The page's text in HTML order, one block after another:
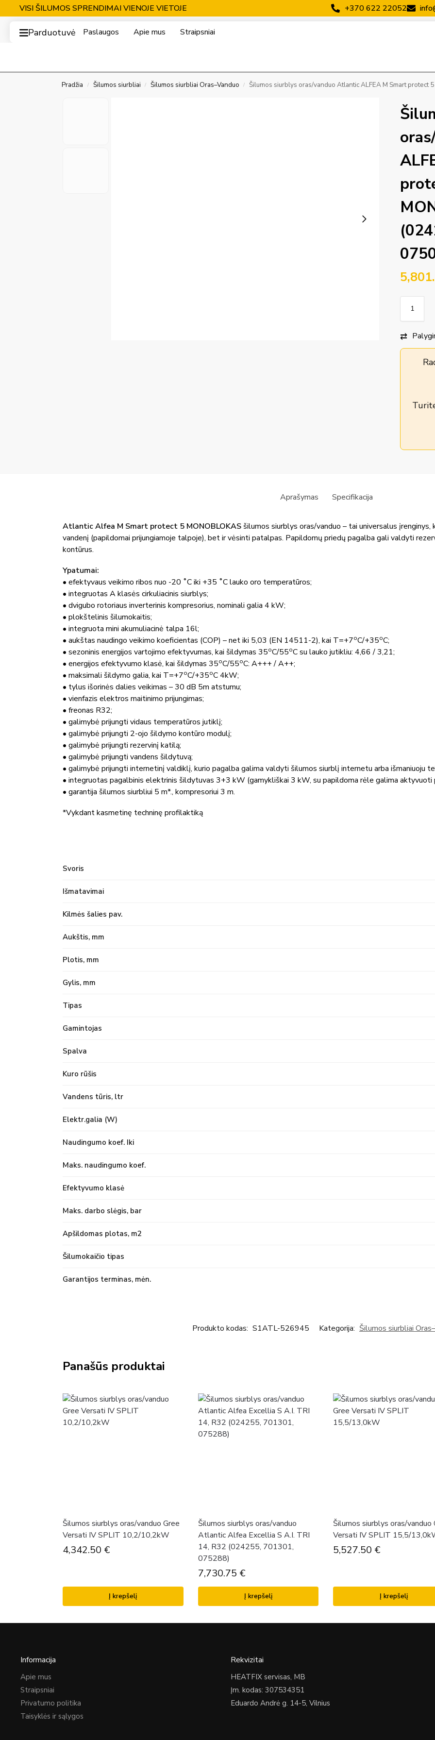
VISI ŠILUMOS SPRENDIMAI VIENOJE VIETOJE +370 622 22052
Parduotuvė Paslaugos Apie mus Straipsniai
Pradžia / Šilumos siurbliai / Šilumos siurbliai Oras–Vanduo / Šilumos siurblys oras/vanduo Atlantic ALFEA M Smart protect
Aprašymas Specifikacija
Atlantic Alfea M Smart protect 5 MONOBLOKAS šilumos siurblys oras/vanduo – tai universalus
vandenį (papildomai prijungiamoje talpoje), bet ir vėsinti patalpas. Papildomų priedų pagalba gali valdyti
kontūrus.
Ypatumai:
• efektyvaus veikimo ribos nuo -20 ˚C iki +35 ˚C lauko oro temperatūros;
• integruotas A klasės cirkuliacinis siurblys;
• dvigubo rotoriaus inverterinis kompresorius, nominali galia 4 kW;
• plokštelinis šilumokaitis;
• integruota mini akumuliacinė talpa 16l;
• aukštas naudingo veikimo koeficientas (COP) – net iki 5,03 (EN 14511-2), kai T=+7oC/+35oC;
• sezoninis energijos vartojimo efektyvumas, kai šildymas 35oC/55oCsu lauko jutikliu: 4,66 / 3,21;
• energijos efektyvumo klasė, kai šildymas 35oC/55oC: A+++ / A++;
• maksimali šildymo galia, kai T=+7oC/+35oC 4kW;
• tylus išorinės dalies veikimas – 30 dB 5m atstumu;
• vienfazis elektros maitinimo prijungimas;
• freonas R32;
• galimybė prijungti vidaus temperatūros jutiklį;
• galimybė prijungti 2-ojo šildymo kontūro modulį;
• galimybė prijungti rezervinį katilą;
• galimybė prijungti vandens šildytuvą;
• galimybė prijungti internetinį valdiklį, kurio pagalba galima valdyti šilumos siurblį internetu arba išmaniuoju
• integruotas pagalbinis elektrinis šildytuvas 3+3 kW (gamykliškai 3 kW, su papildoma rėle galima aktyvuoti
• garantija šilumos siurbliui 5 m*., kompresoriui 3 m.
*Vykdant kasmetinę techninę profilaktiką
Svoris
Išmatavimai
Kilmės šalies pav.
Aukštis, mm
Plotis, mm
Gylis, mm
Tipas
Gamintojas
Spalva
Kuro rūšis
Vandens tūris, ltr
Elektr.galia (W)
Naudingumo koef. Iki
Maks. naudingumo koef.
Efektyvumo klasė
Maks. darbo slėgis, bar
Apšildomas plotas, m2
Šilumokaičio tipas
Garantijos terminas, mėn.
Produkto kodas: S1ATL-526945 Kategorija: Šilumos siurbliai
Panašūs produktai
Šilumos siurblys oras/vanduo Gree
Versati IV SPLIT 10,2/10,2kW
4,342.50 €
Į krepšelį
Šilumos siurblys oras/vanduo
Atlantic Alfea Excellia S A.I. TRI
14, R32 (024255, 701301,
075288)
7,730.75 €
Į krepšelį
Šilumos siurblys oras/vanduo
Versati IV SPLIT 15,5/
5,527.50 €
Į krepšelį
Informacija
Apie mus
Straipsniai
Privatumo politika
Taisyklės ir sąlygos
Rekvizitai
HEATFIX servisas, MB
Įm. kodas: 307534351
Eduardo Andrė g. 14-5, Vilnius